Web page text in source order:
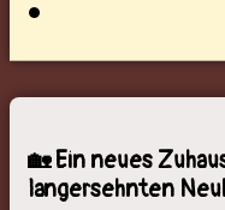
🏡 Ein neues
langersehnten